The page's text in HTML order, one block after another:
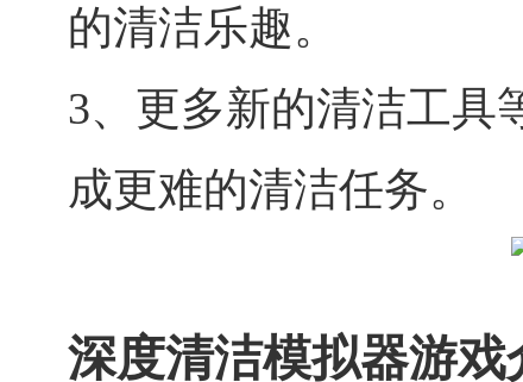
的清洁乐趣。
3、更多新的清洁工具
成更难的清洁任务。
深度清洁模拟器游戏